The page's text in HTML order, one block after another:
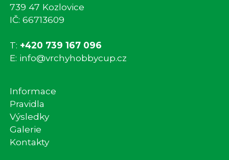
739 47 Kozlovice
IČ: 66713609
T: +420 739 167 096
E: info@vrchyhobbycup.cz
Informace
Pravidla
Výsledky
Galerie
Kontakty